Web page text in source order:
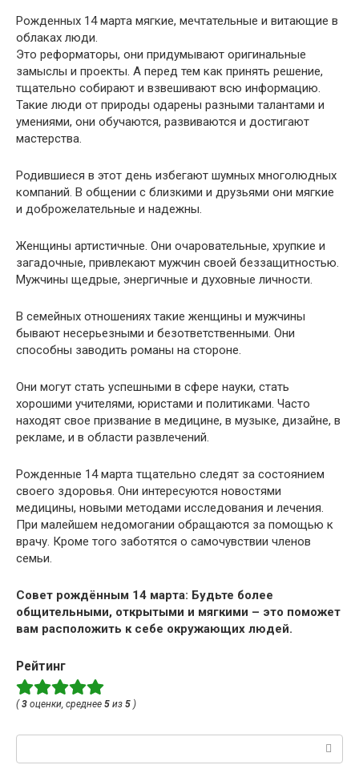
Рожденных 14 марта мягкие, мечтательные и витающие в
облаках люди.
Это реформаторы, они придумывают оригинальные
замыслы и проекты. А перед тем как принять решение,
тщательно собирают и взвешивают всю информацию.
Такие люди от природы одарены разными талантами и
умениями, они обучаются, развиваются и достигают
мастерства.
Родившиеся в этот день избегают шумных многолюдных
компаний. В общении с близкими и друзьями они мягкие
и доброжелательные и надежны.
Женщины артистичные. Они очаровательные, хрупкие и
загадочные, привлекают мужчин своей беззащитностью.
Мужчины щедрые, энергичные и духовные личности.
В семейных отношениях такие женщины и мужчины
бывают несерьезными и безответственными. Они
способны заводить романы на стороне.
Они могут стать успешными в сфере науки, стать
хорошими учителями, юристами и политиками. Часто
находят свое призвание в медицине, в музыке, дизайне, в
рекламе, и в области развлечений.
Рожденные 14 марта тщательно следят за состоянием
своего здоровья. Они интересуются новостями
медицины, новыми методами исследования и лечения.
При малейшем недомогании обращаются за помощью к
врачу. Кроме того заботятся о самочувствии членов
семьи.
Совет рождённым 14 марта: Будьте более
общительными, открытыми и мягкими – это поможет
вам расположить к себе окружающих людей.
Рейтинг
(3 оценки, среднее 5 из 5 )